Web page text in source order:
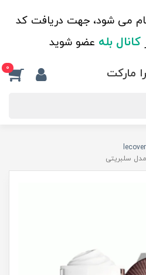
می شود، جهت دریافت کد
کانال بله عضو شوید
مارکت 0
مدل سلبریتی